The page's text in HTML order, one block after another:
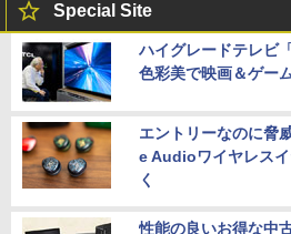
Special Site
ハイグレードテレビ
色彩美で映画＆ゲー
エントリーなのに脅
e Audioワイヤレス
く
性能の良いお得な中